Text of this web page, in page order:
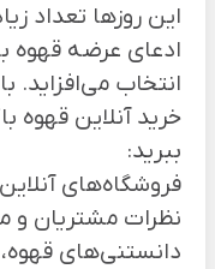
این روز‌ها تعداد
ادعای عرضه قهوه
انتخاب می‌افزاید.
خرید آنلاین قهوه
ببرید:
فروشگاه‌های
نظرات مشتریان و
دانستنی‌های